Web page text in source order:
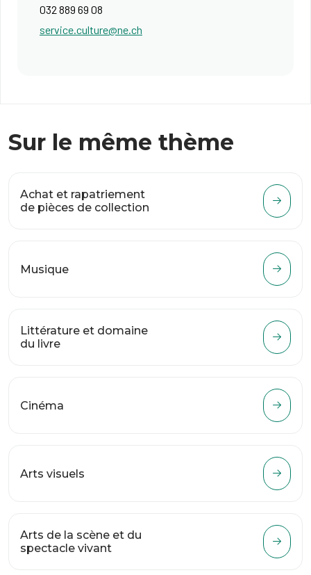
032 889 69 08
service.culture@ne.ch
Sur le même thème
Achat et rapatriement
de pièces de collection
Musique
Littérature et domaine
du livre
Cinéma
Arts visuels
Arts de la scène et du
spectacle vivant